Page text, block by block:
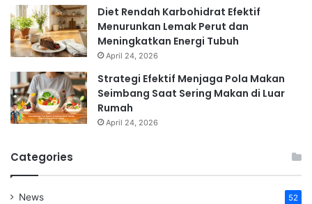
Diet Rendah Karbohidrat Efektif
Menurunkan Lemak Perut dan
Meningkatkan Energi Tubuh
April 24, 2026
Strategi Efektif Menjaga Pola Makan
Seimbang Saat Sering Makan di Luar
Rumah
April 24, 2026
Categories
News 52